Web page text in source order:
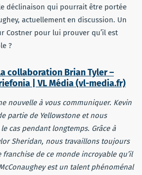
déclinaison qui pourrait être portée
actuellement en discussion. Un
Costner pour lui prouver qu’il est
?
collaboration Brian Tyler –
| VL Média (vl-media.fr)
nouvelle à vous communiquer. Kevin
partie de Yellowstone et nous
cas pendant longtemps. Grâce à
Sheridan, nous travaillons toujours
de ce monde incroyable qu’il
est un talent phénoménal